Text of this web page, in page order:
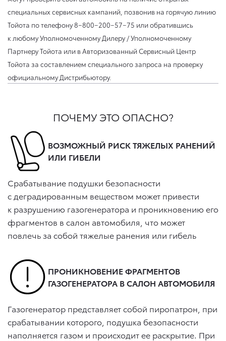
специальных сервисных кампаний, позвонив на горячую линию
Тойота по телефону 8−800−200−57−75 или обратившись
к любому Уполномоченному Дилеру / Уполномоченному
Партнеру Тойота или в Авторизованный Сервисный Центр
Тойота за составлением специального запроса на проверку
официальному Дистрибьютору.
ПОЧЕМУ ЭТО ОПАСНО?
ВОЗМОЖНЫЙ РИСК ТЯЖЕЛЫХ РАНЕНИЙ
ИЛИ ГИБЕЛИ
Срабатывание подушки безопасности
с деградированным веществом может привести
к разрушению газогенератора и проникновению его
фрагментов в салон автомобиля, что может
повлечь за собой тяжелые ранения или гибель
ПРОНИКНОВЕНИЕ ФРАГМЕНТОВ
ГАЗОГЕНЕРАТОРА В САЛОН АВТОМОБИЛЯ
Газогенератор представляет собой пиропатрон, при
срабатывании которого, подушка безопасности
наполняется газом и происходит ее раскрытие. При